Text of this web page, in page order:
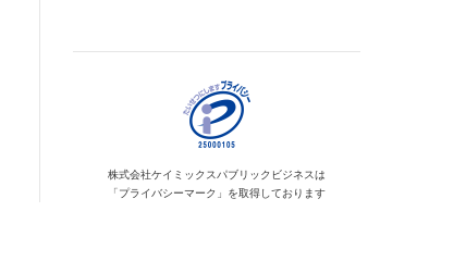
株式会社ケイミックス パブリックビジネスは
「プライバシーマーク」を取得しております